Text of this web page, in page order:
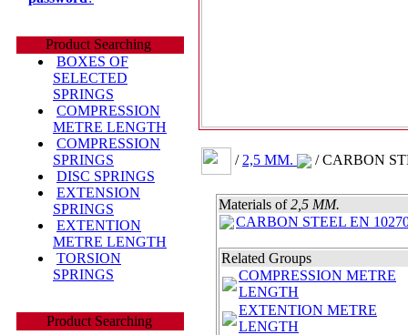
Product Searching
BOXES OF
SELECTED
SPRINGS
COMPRESSION
METRE LENGTH
COMPRESSION
SPRINGS
DISC SPRINGS
EXTENSION
SPRINGS
EXTENTION
METRE LENGTH
TORSION
SPRINGS
Product Searching
/ 2,5 MM. / CARBON
Materials of2,5 MM.
CARBON STEEL EN
Related Groups
COMPRESSION METRE
LENGTH
EXTENTION METRE
LENGTH